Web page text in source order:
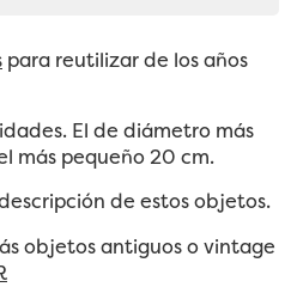
para reutilizar de los años
El de diámetro más
más pequeño 20 cm.
de estos objetos.
antiguos o vintage